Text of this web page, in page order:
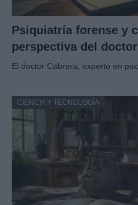
Psiquiatría forense y
perspectiva del
El doctor Cabrera, experto en
CIENCIA Y TECNOLOGÍA